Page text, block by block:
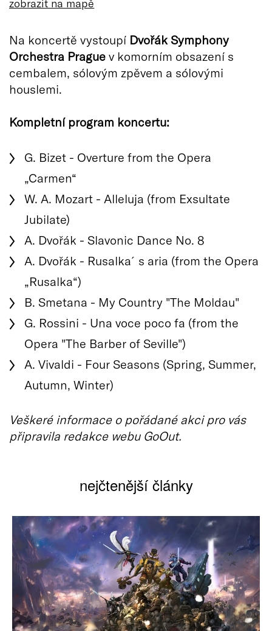
zobrazit na mapě
Na koncertě vystoupí Dvořák Symphony
Orchestra Prague v komorním obsazení s
cembalem, sólovým zpěvem a sólovými
houslemi.
Kompletní program koncertu:
G. Bizet - Overture from the Opera
„Carmen“
W. A. Mozart - Alleluja (from Exsultate
Jubilate)
A. Dvořák - Slavonic Dance No. 8
A. Dvořák - Rusalka´s aria (from the Opera
„Rusalka“)
B. Smetana - My Country "The Moldau"
G. Rossini - Una voce poco fa (from the
Opera "The Barber of Seville")
A. Vivaldi - Four Seasons (Spring, Summer,
Autumn, Winter)
Veškeré informace o pořádané akci pro vás
připravila redakce webu GoOut.
nejčtenější články